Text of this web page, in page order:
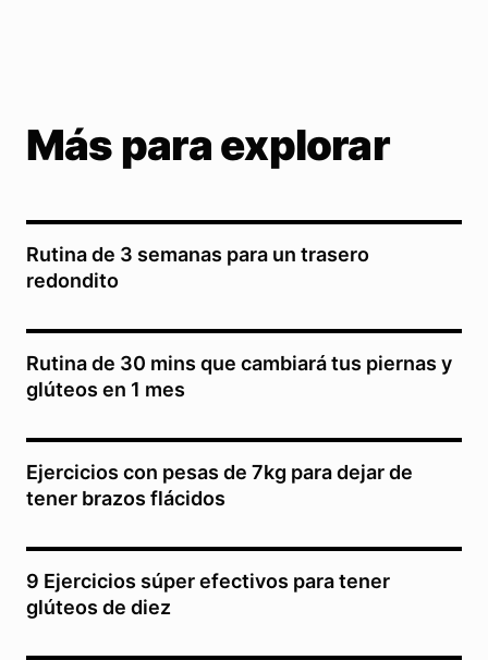
Más para explorar
Rutina de 3 semanas para un trasero
redondito
Rutina de 30 mins que cambiará tus piernas y
glúteos en 1 mes
Ejercicios con pesas de 7kg para dejar de
tener brazos flácidos
9 Ejercicios súper efectivos para tener
glúteos de diez